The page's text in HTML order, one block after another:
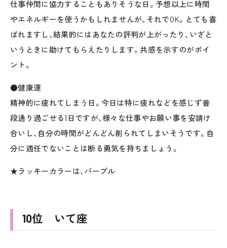
仕事仲間に協力することもありそうな日。予想以上に時間
やエネルギーを使うかもしれませんが、それでOK。とても喜
ばれますし、結果的にはあなたの評判が上がったり、いざと
いうときに助けてもらえたりします。共感を示すのがポイ
ント。
●健康運
精神的に疲れてしまう日。今日は特に疲れなどを感じず普
段通り過ごせる1日ですが、様々な仕事やお願い事を安請け
合いし、自分の時間がどんどん削られてしまいそうです。自
分に適任でないことは断る勇気を持ちましょう。
★ラッキーカラーは、パープル
10位 いて座